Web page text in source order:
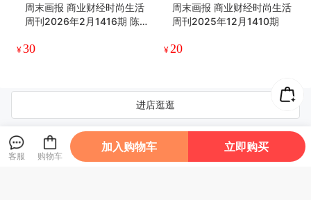
周末画报 商业财经时尚生活
周刊2026年2月1416期 陈
¥30
周末画报 商业财经时尚生活
周刊2025年12月1410期
¥ 20
进店逛逛
客服 购物车
加入购物车 立即购买
店铺主页 个人中心